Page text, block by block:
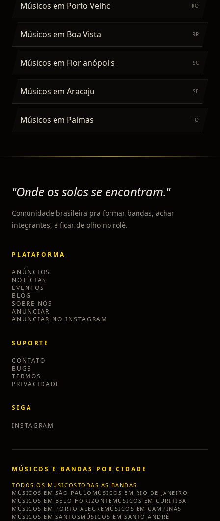
Músicos em Porto Velho RO
Músicos em Boa Vista RR
Músicos em Florianópolis SC
Músicos em Aracaju SE
Músicos em Palmas TO
"Onde os solos se encontram."
Comunidade brasileira pra formar bandas, achar
integrantes, e ficar de olho no rolê.
PLATAFORMA
ANÚNCIOS
NOTÍCIAS
EVENTOS
BLOG
SOBRE NÓS
ANUNCIAR
ANUNCIAR NO INSTAGRAM
SUPORTE
CONTATO
BUGS
TERMOS
PRIVACIDADE
SIGA
INSTAGRAM
MÚSICOS E BANDAS POR CIDADE
TODOS OS MÚSICOSTODAS AS BANDAS
MÚSICOS EM SÃO PAULO MÚSICOS EM RIO DE JANEIRO
MÚSICOS EM BELO HORIZONTE MÚSICOS EMCURITIBA
MÚSICOS EM PORTO ALEGREMÚSICOS EMCAMPINAS
MÚSICOS EM SANTOSMÚSICOS EMSANTO ANDRÉ